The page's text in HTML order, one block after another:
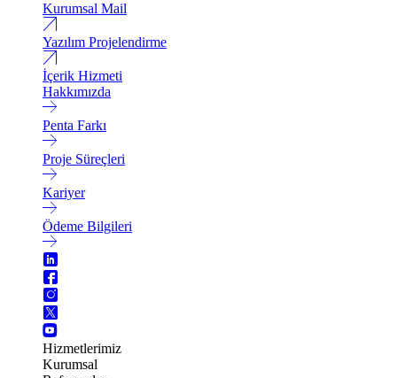
Kurumsal Mail
Yazılım Projelendirme
İçerik Hizmeti
Hakkımızda
Penta Farkı
Proje Süreçleri
Kariyer
Ödeme Bilgileri
Hizmetlerimiz
Kurumsal